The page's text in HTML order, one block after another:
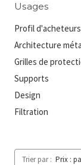
Usages
Profil d'acheteurs
Architecture
Grilles de
Supports
Design
Filtration
Trier par :